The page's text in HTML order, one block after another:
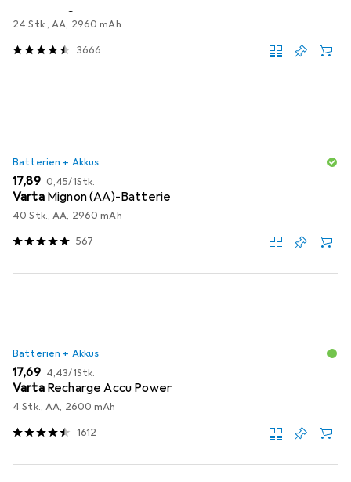
24 Stk., AA, 2960 mAh
3666
Batterien + Akkus
EUR
17,89 EUR
0,45/1Stk.
Varta Mignon (AA)-Batterie
40 Stk., AA, 2960 mAh
567
Batterien + Akkus
EUR
17,69 EUR
4,43/1Stk.
Varta Recharge Accu Power
4 Stk., AA, 2600 mAh
1612